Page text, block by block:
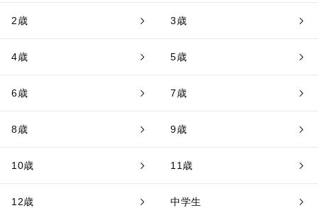
2歳 3歳
4歳 5歳
6歳 7歳
8歳 9歳
10歳 11歳
12歳 中学生